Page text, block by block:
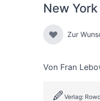
New
Zur
Von Fran
Verlag: